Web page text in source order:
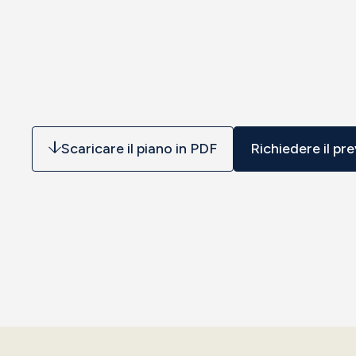
Scaricare il piano in PDF Richiedere il